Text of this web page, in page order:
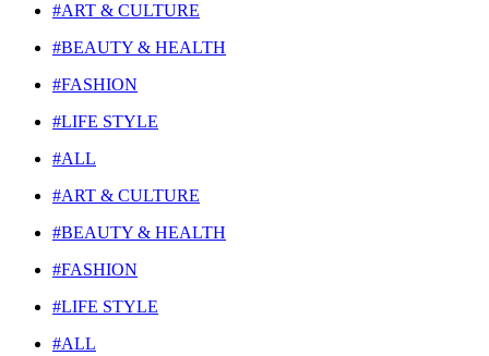
#ART & CULTURE
#BEAUTY & HEALTH
#FASHION
#LIFE STYLE
#ALL
#ART & CULTURE
#BEAUTY & HEALTH
#FASHION
#LIFE STYLE
#ALL